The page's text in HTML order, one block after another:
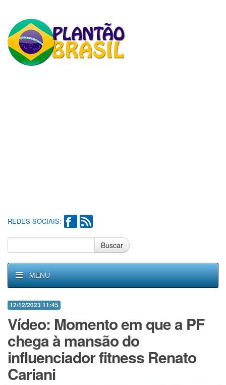
REDES SOCIAIS:
Buscar
MENU
12/12/2023 11:45
Vídeo: Momento em que a PF
chega à mansão do
influenciador fitness Renato
Cariani